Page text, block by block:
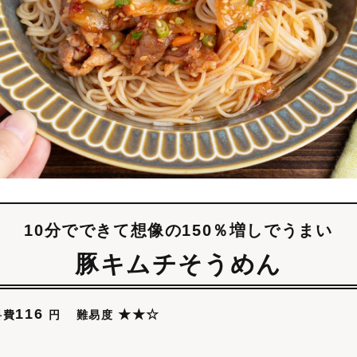
10分でできて想像の150％増しでうまい
豚キムチそうめん
費116 円 難易度★★☆